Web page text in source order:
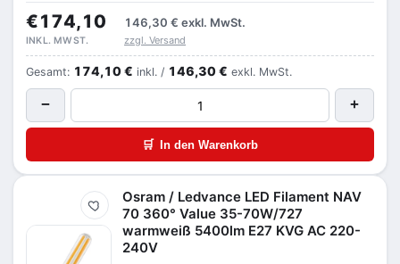
€174,10 146,30 € exkl. MwSt.
INKL. MWST. zzgl. Versand
Gesamt: 174,10 € inkl. / 146,30 € exkl. MwSt.
− +
🛒 In den Warenkorb
Merken
Osram / Ledvance LED Filament NAV
70 360° Value 35-70W/727
warmweiß 5400lm E27 KVG AC 220-
240V